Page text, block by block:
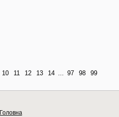
10 11 12 13 14 ... 97 98 99
Головна